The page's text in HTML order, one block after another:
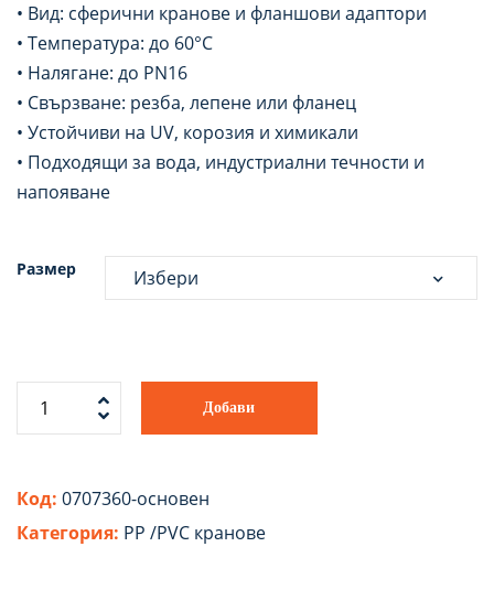
• Вид: сферични кранове и фланшови адаптори
• Температура: до 60°C
• Налягане: до PN16
• Свързване: резба, лепене или фланец
• Устойчиви на UV, корозия и химикали
• Подходящи за вода, индустриални течности и
напояване
Размер
Добави
Код: 0707360-основен
Категория: PP /PVC кранове